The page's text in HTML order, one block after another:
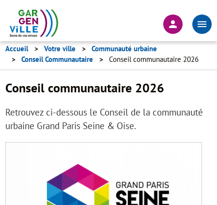
principal
En-
tête
Connexion
Accueil Votre ville
Communauté urbaine
Conseil Communautaire
Conseil communautaire 2026
Conseil communautaire 2026
Retrouvez ci-dessous le Conseil de la communauté
urbaine Grand Paris Seine & Oise.